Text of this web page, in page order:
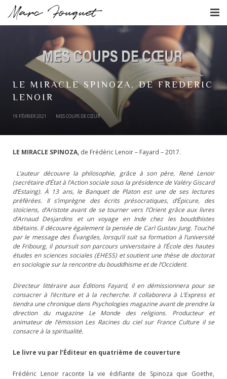
L’agenda
Les livres
LE MIRACLE SPINOZA, DE FREDERIC
LENOIR
19 FÉVRIER 2021 MES COUPS DE CŒUR
LE MIRACLE SPINOZA, de Frédéric Lenoir – Fayard – 2017.
L’auteur découvre la philosophie, grâce à son père, René Lenoir
(secrétaire d’État à l’Action sociale sous la présidence de Valéry Giscard
d’Estaing). À 13 ans, le Banquet de Platon est une de ses lectures
préférées. Il s’imprègne des écrits présocratiques, d’Épicure, des
stoïciens, d’Aristote avant de se tourner vers l’Orient grâce aux livres
d’Arnaud Desjardins et un voyage en Inde chez les bouddhistes
tibétains. Il découvre également la pensée de Carl Gustav Jung. Touché
par le message des Évangiles, lorsqu’il suit sa formation à l’université
de Fribourg, il poursuit son parcours universitaire à l’École des hautes
études en sciences sociales (EHESS) et soutient une thèse de doctorat
en sociologie sur la rencontre du bouddhisme et de l’Occident.
Directeur littéraire aux Éditions Fayard, il en démissionnera pour se
consacrer à l’écriture et à la recherche. Il collaborera à L’Express et
tiendra une chronique dans Psychologies magazine avant de prendre la
direction du magazine Le Monde des religions. Producteur et
animateur de l’émission Les Racines du ciel sur France Culture il se
consacre à la spiritualité.
Le livre vu par l’Éditeur en quatrième de couverture
Frédéric Lenoir raconte la vie édifiante de Spinoza que Goethe,